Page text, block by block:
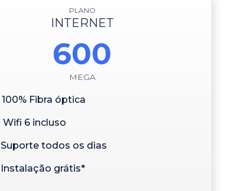
PLANO
INTERNET
600
MEGA
100% Fibra óptica
Wifi 6 incluso
Suporte todos os dias
Instalação grátis*